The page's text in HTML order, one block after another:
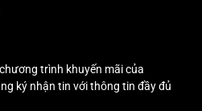
trình khuyến mãi của
ký nhận tin với thông tin đầy đủ